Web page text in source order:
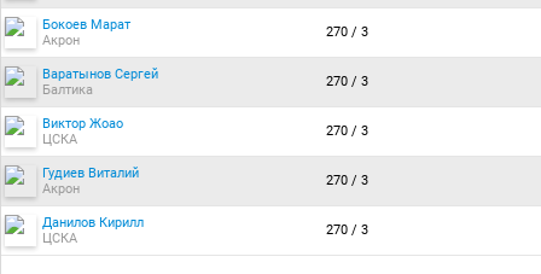
Бокоев Марат
Акрон
270 / 3
Варатынов Сергей
Балтика
270 / 3
Виктор Жоао
ЦСКА
270 / 3
Гудиев Виталий
Акрон
270 / 3
Данилов Кирилл
ЦСКА
270 / 3